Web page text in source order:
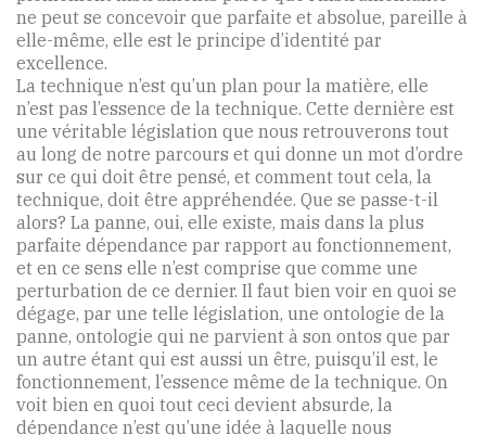
ne peut se concevoir que parfaite et absolue, pareille à
elle-même, elle est le principe d’identité par
excellence.
La technique n’est qu’un plan pour la matière, elle
n’est pas l’essence de la technique. Cette dernière est
une véritable législation que nous retrouverons tout
au long de notre parcours et qui donne un mot d’ordre
sur ce qui doit être pensé, et comment tout cela, la
technique, doit être appréhendée. Que se passe-t-il
alors? La panne, oui, elle existe, mais dans la plus
parfaite dépendance par rapport au fonctionnement,
et en ce sens elle n’est comprise que comme une
perturbation de ce dernier. Il faut bien voir en quoi se
dégage, par une telle législation, une ontologie de la
panne, ontologie qui ne parvient à son ontos que par
un autre étant qui est aussi un être, puisqu’il est, le
fonctionnement, l’essence même de la technique. On
voit bien en quoi tout ceci devient absurde, la
dépendance n’est qu’une idée à laquelle nous